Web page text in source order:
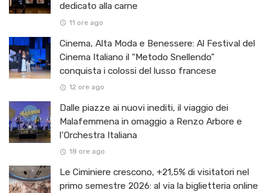
dedicato alla carne
11 ore ago
Cinema, Alta Moda e Benessere: Al Festival del
Cinema Italiano il “Metodo Snellendo”
conquista i colossi del lusso francese
12 ore ago
Dalle piazze ai nuovi inediti, il viaggio dei
Malafemmena in omaggio a Renzo Arbore e
l’Orchestra Italiana ​
18 ore ago
Le Ciminiere crescono, +21,5% di visitatori nel
primo semestre 2026: al via la biglietteria online